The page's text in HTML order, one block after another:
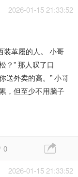
2026-01-15 21:33:52
装革履的人。 小哥
？” 那人叹了口
送外卖的高。” 小哥
，但至少不用脑子
0
2026-01-15 21:33:52